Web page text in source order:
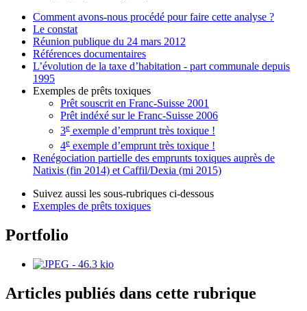
Comment avons-nous procédé pour faire cette analyse ?
Le constat
Réunion publique du 24 mars 2012
Références documentaires
L’évolution de la taxe d’habitation - part communale depuis
1995
Exemples de prêts toxiques
Prêt souscrit en Franc-Suisse 2001
Prêt indéxé sur le Franc-Suisse 2006
3e exemple d’emprunt très toxique !
4e exemple d’emprunt très toxique !
Renégociation partielle des emprunts toxiques auprès de
Natixis (fin 2014) et Caffil/Dexia (mi 2015)
Suivez aussi les sous-rubriques ci-dessous
Exemples de prêts toxiques
Portfolio
Articles publiés dans cette rubrique